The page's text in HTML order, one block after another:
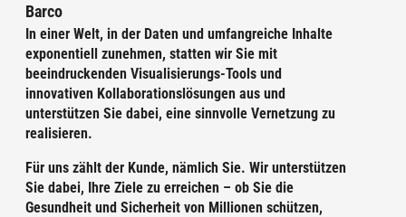
Barco
In einer Welt, in der Daten und umfangreiche Inhalte
exponentiell zunehmen, statten wir Sie mit
beeindruckenden Visualisierungs-Tools und
innovativen Kollaborationslösungen aus und
unterstützen Sie dabei, eine sinnvolle Vernetzung zu
realisieren.
Für uns zählt der Kunde, nämlich Sie. Wir unterstützen
Sie dabei, Ihre Ziele zu erreichen – ob Sie die
Gesundheit und Sicherheit von Millionen schützen,